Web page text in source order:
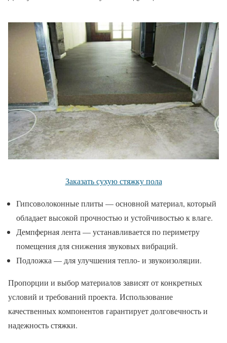
Заказать сухую стяжку пола
Гипсоволоконные плиты — основной материал, который
обладает высокой прочностью и устойчивостью к влаге.
Демпферная лента — устанавливается по периметру
помещения для снижения звуковых вибраций.
Подложка — для улучшения тепло- и звукоизоляции.
Пропорции и выбор материалов зависят от конкретных
условий и требований проекта. Использование
качественных компонентов гарантирует долговечность и
надежность стяжки.